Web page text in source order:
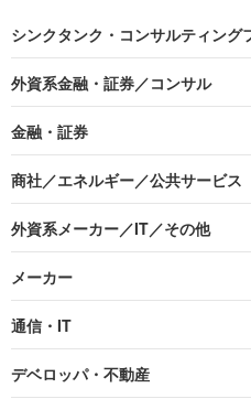
シンクタンク・コンサルティング
外資系金融・証券／コンサル
金融・証券
商社／エネルギー／公共サービス
外資系メーカー／IT／その他
メーカー
通信・IT
デベロッパ・不動産